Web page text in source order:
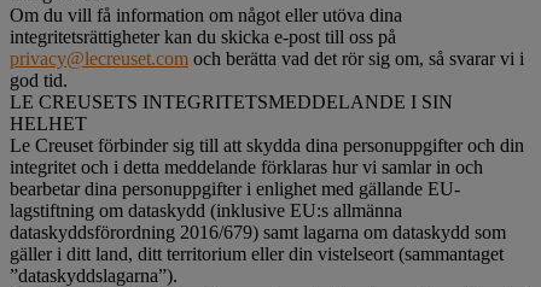
Om du vill få information om något eller utöva dina
integritetsrättigheter kan du skicka e-post till oss på
privacy@lecreuset.com och berätta vad det rör sig om, så svarar vi i
god tid.
LE CREUSETS INTEGRITETSMEDDELANDE I SIN
HELHET
Le Creuset förbinder sig till att skydda dina personuppgifter och din
integritet och i detta meddelande förklaras hur vi samlar in och
bearbetar dina personuppgifter i enlighet med gällande EU-
lagstiftning om dataskydd (inklusive EU:s allmänna
dataskyddsförordning 2016/679) samt lagarna om dataskydd som
gäller i ditt land, ditt territorium eller din vistelseort (sammantaget
”dataskyddslagarna”).